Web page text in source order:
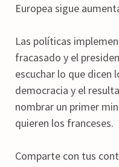
Europea sigue
Las políticas
fracasado y el
escuchar lo que dicen
democracia y el
nombrar un primer
quieren los franceses.
Comparte con tus